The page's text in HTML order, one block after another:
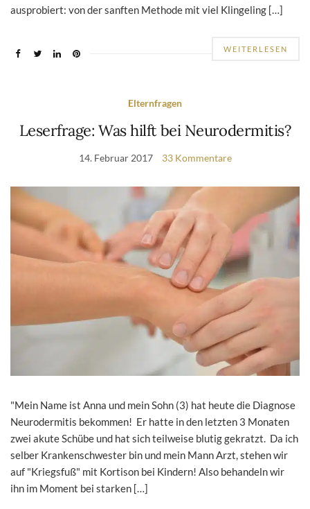
ausprobiert: von der sanften Methode mit viel Klingeling […]
WEITERLESEN
Elternfragen
Leserfrage: Was hilft bei Neurodermitis?
14. Februar 2017 33 Kommentare
"Mein Name ist Anna und mein Sohn (3) hat heute die Diagnose
Neurodermitis bekommen! Er hatte in den letzten 3 Monaten
zwei akute Schübe und hat sich teilweise blutig gekratzt. Da ich
selber Krankenschwester bin und mein Mann Arzt, stehen wir
auf "Kriegsfuß" mit Kortison bei Kindern! Also behandeln wir
ihn im Moment bei starken […]